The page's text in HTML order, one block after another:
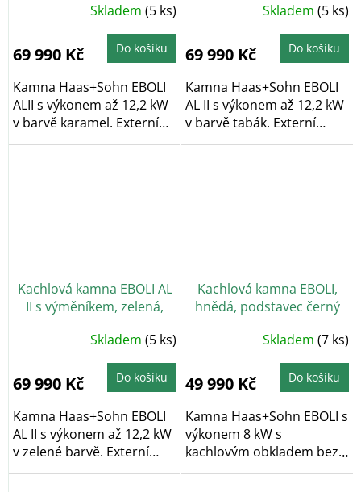
Skladem (5 ks)
69 990 Kč Do košíku
Kamna Haas+Sohn EBOLI
ALII s výkonem až 12,2 kW
v barvě karamel. Externí
přívod...
vychlazovací smyčka
Skladem (5 ks)
69 990 Kč Do košíku
Kamna Haas+Sohn EBOLI
AL II s výkonem až 12,2 kW
v barvě tabák. Externí
přívod...
Kachlová kamna EBOLI AL
II s výměníkem, zelená,
Skladem (5 ks)
69 990 Kč Do košíku
Kamna Haas+Sohn EBOLI
AL II s výkonem až 12,2 kW
v zelené barvě. Externí
přívod...
Kachlová kamna EBOLI,
hnědá, podstavec černý
Skladem (7 ks)
49 990 Kč Do košíku
Kamna Haas+Sohn EBOLI s
výkonem 8 kW s
kachlovým obkladem bez
dekoru v hnědé...